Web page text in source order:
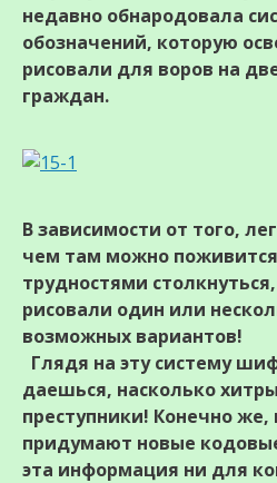
недавно обнародовала
обозначений, которую
рисовали для воров на
граждан.
В зависимости от того,
чем там можно
трудностями
рисовали один или
возможных вариантов!
Глядя на эту систему
даешься, насколько
преступники! Конечно же,
придумают новые
эта информация ни для